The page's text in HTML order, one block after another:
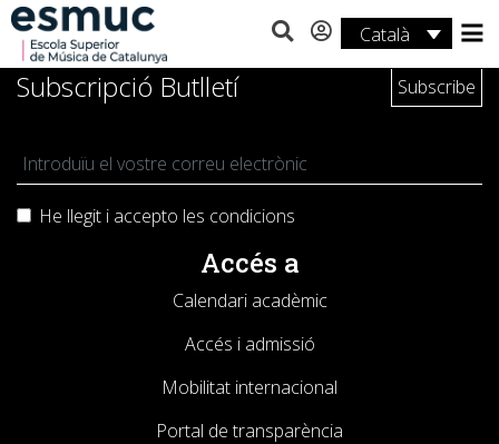
Català
Estudis
Serveis
Activitats
Subscripció Butlletí
He llegit i accepto les condicions
Accés a
Calendari acadèmic
Accés i admissió
Mobilitat internacional
Portal de transparència